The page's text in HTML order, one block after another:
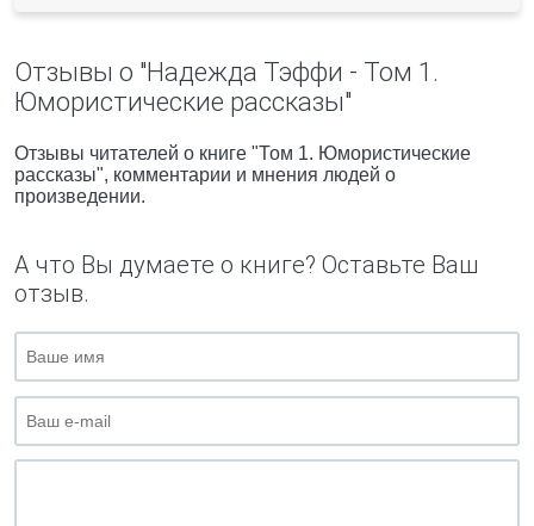
Отзывы о "Надежда Тэффи - Том 1.
Юмористические рассказы"
Отзывы читателей о книге "Том 1. Юмористические
рассказы", комментарии и мнения людей о
произведении.
А что Вы думаете о книге? Оставьте Ваш
отзыв.